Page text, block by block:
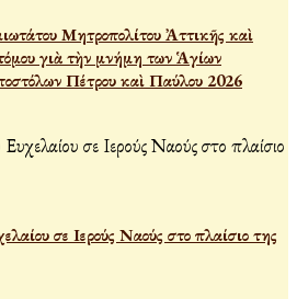
Μητροπολίτου Ἀττικῆς καὶ
γιὰ τὴν μνήμη των Ἁγίων
Πέτρου καὶ Παύλου 2026
σε Ιερούς Ναούς στο πλαίσιο της